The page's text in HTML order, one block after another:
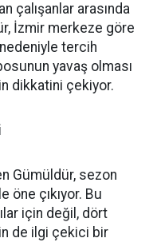
çalışanlar arasında
İzmir merkeze göre
tercih
yavaş olması
dikkatini çekiyor.
Gümüldür, sezon
öne çıkıyor. Bu
için değil, dört
de ilgi çekici bir